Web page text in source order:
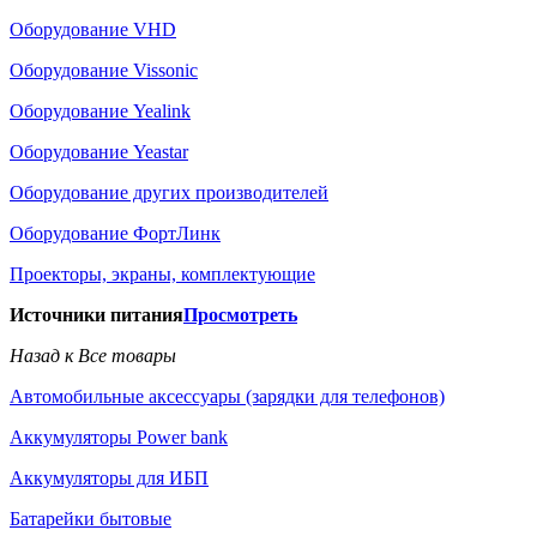
Оборудование VHD
Оборудование Vissonic
Оборудование Yealink
Оборудование Yeastar
Оборудование других производителей
Оборудование ФортЛинк
Проекторы, экраны, комплектующие
Источники питанияПросмотреть
Назад к Все товары
Автомобильные аксессуары (зарядки для телефонов)
Аккумуляторы Power bank
Аккумуляторы для ИБП
Батарейки бытовые